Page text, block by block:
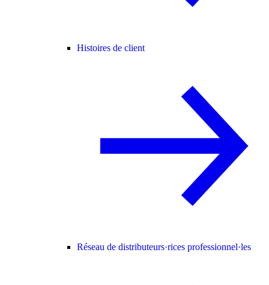
Histoires de client
Réseau de distributeurs·rices professionnel·les